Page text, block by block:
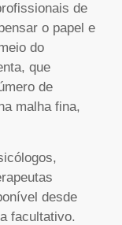
de
o papel e
do
que
de
malha fina,
desde
facultativo.